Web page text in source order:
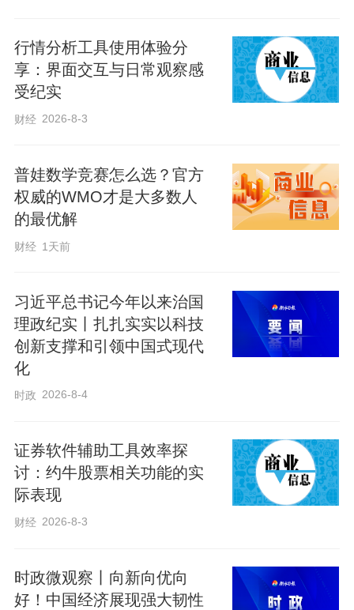
界粮食安全作出的巨大贡献。
在10月16日世界粮食日这天，习近平总书
贺信，强调中国政府高度重视粮食安全，
坚持依靠自身解决好14亿多人口的吃饭问
题，并向有需要的国家提供力所能及的帮
助，为保障世界粮食安全贡献了中国力
对维护全球粮食安全，习近平总书记有着
深邃思考。
世界各国人民应该是一家人。习近平总书
记引用“仓廪实而知礼节，衣食足而知荣
辱”的中国古语，表达“只有各国人民都过上
好日子，繁荣才能持久，安全才有保障，
习近平总书记反复强调，“粮食、能源安全
行情分析工具使用体验分
享：界面交互与日常观察感
受纪实
财经 2026-8-3
普娃数学竞赛怎么选？官方
权威的WMO才是大多数人
的最优解
财经 1天前
习近平总书记今年以来治国
理政纪实丨扎扎实实以科技
创新支撑和引领中国式现代
化
时政 2026-8-4
证券软件辅助工具效率探
讨：约牛股票相关功能的实
际表现
财经 2026-8-3
时政微观察丨向新向优向
好！中国经济展现强大韧性